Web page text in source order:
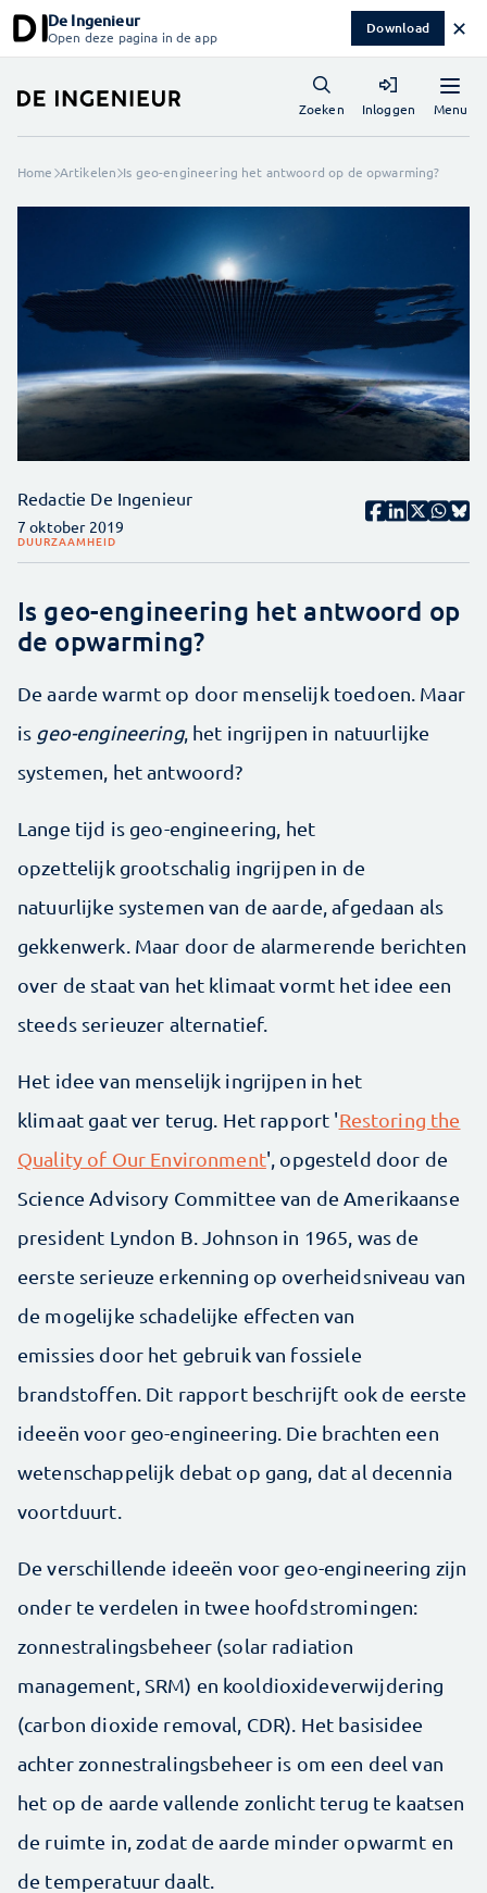
De Ingenieur
Open deze pagina in de app Download ✕
Menu
Zoeken Inloggen
Home Artikelen Is geo-engineering het antwoord op de opwarming?
Redactie De Ingenieur
7 oktober 2019
DUURZAAMHEID
Is geo-engineering het antwoord op
de opwarming?
De aarde warmt op door menselijk toedoen. Maar
is geo-engineering, het ingrijpen in natuurlijke
systemen, het antwoord?
Lange tijd is geo-engineering, het
opzettelijk grootschalig ingrijpen in de
natuurlijke systemen van de aarde, afgedaan als
gekkenwerk. Maar door de alarmerende berichten
over de staat van het klimaat vormt het idee een
steeds serieuzer alternatief.
Het idee van menselijk ingrijpen in het
klimaat gaat ver terug. Het rapport 'Restoring the
Quality of Our Environment', opgesteld door de
Science Advisory Committee van de Amerikaanse
president Lyndon B. Johnson in 1965, was de
eerste serieuze erkenning op overheidsniveau van
de mogelijke schadelijke effecten van
emissies door het gebruik van fossiele
brandstoffen. Dit rapport beschrijft ook de eerste
ideeën voor geo-engineering. Die brachten een
wetenschappelijk debat op gang, dat al decennia
voortduurt.
De verschillende ideeën voor geo-engineering zijn
onder te verdelen in twee hoofdstromingen:
zonnestralingsbeheer (solar radiation
management, SRM) en kooldioxideverwijdering
(carbon dioxide removal, CDR). Het basisidee
achter zonnestralingsbeheer is om een deel van
het op de aarde vallende zonlicht terug te kaatsen
de ruimte in, zodat de aarde minder opwarmt en
de temperatuur daalt.